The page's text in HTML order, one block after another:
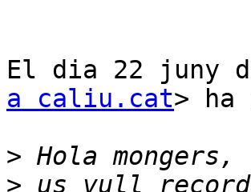
El dia 22 juny
a caliu.cat>
>
> us vull